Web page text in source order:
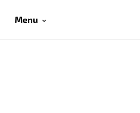
Menu